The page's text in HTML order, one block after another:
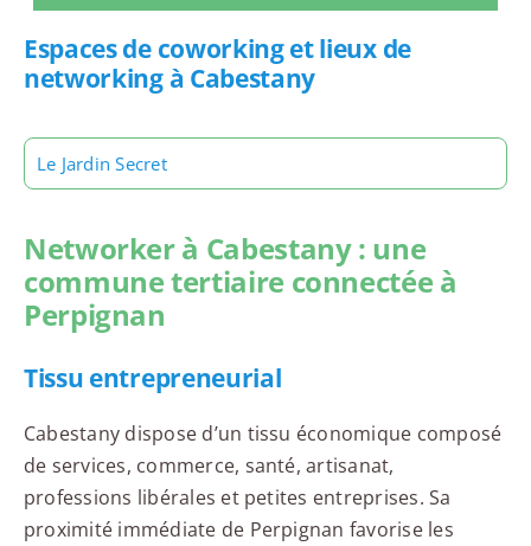
Espaces de coworking et lieux de
networking à Cabestany
Le Jardin Secret
Networker à Cabestany : une
commune tertiaire connectée à
Perpignan
Tissu entrepreneurial
Cabestany dispose d’un tissu économique composé
de services, commerce, santé, artisanat,
professions libérales et petites entreprises. Sa
proximité immédiate de Perpignan favorise les